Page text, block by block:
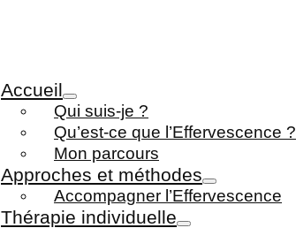
Accueil
Qui suis-je ?
Qu’est-ce que l’Effervescence ?
Mon parcours
Approches et méthodes
Accompagner l’Effervescence
Thérapie individuelle